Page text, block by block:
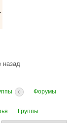
назад
0 Форумы
Группы